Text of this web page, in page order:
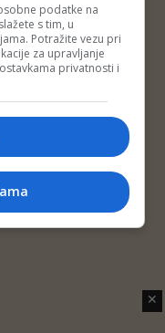
Portal
Privatnost korisnika
✕
podatke na
s tim, u
Potražite vezu pri
za upravljanje
privatnosti i